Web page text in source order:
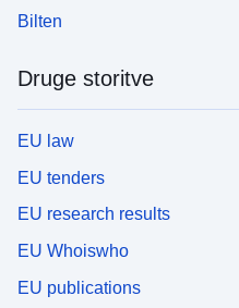
Bilten
Druge storitve
EU law
EU tenders
EU research results
EU Whoiswho
EU publications